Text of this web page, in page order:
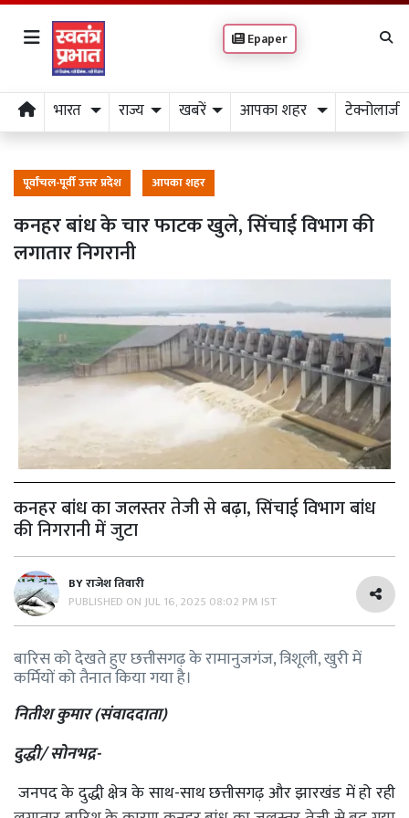
Epaper
भारत राज्य खबरें आपका शहर टेक्नोलाजी
पूर्वांचल-पूर्वी उत्तर प्रदेश आपका शहर
कनहर बांध के चार फाटक खुले, सिंचाई विभाग की
लगातार निगरानी
कनहर बांध का जलस्तर तेजी से बढ़ा, सिंचाई विभाग बांध
की निगरानी में जुटा
BYराजेश तिवारी
PUBLISHED ONJUL 16, 2025 08:02 PM IST
बारिस को देखते हुए छत्तीसगढ़ के रामानुजगंज, त्रिशूली, खुरी में
कर्मियों को तैनात किया गया है।
नितीश कुमार (संवाददाता)
दुद्धी/ सोनभद्र-
जनपद के दुद्धी क्षेत्र के साथ-साथ छत्तीसगढ़ और झारखंड में हो रही